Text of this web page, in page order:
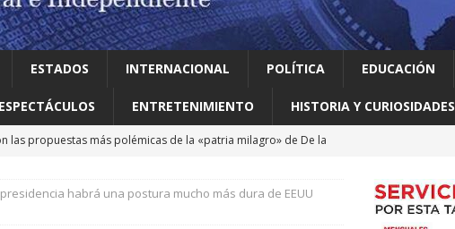
ESTADOS INTERNACIONAL POLÍTICA EDUCACIÓN
ESPECTÁCULOS ENTRETENIMIENTO HISTORIA Y CURIOSIDADES
las propuestas más polémicas de la «patria milagro» de De la
restablecen relaciones tras crisis diplomática
habrá una postura mucho más dura de EEUU